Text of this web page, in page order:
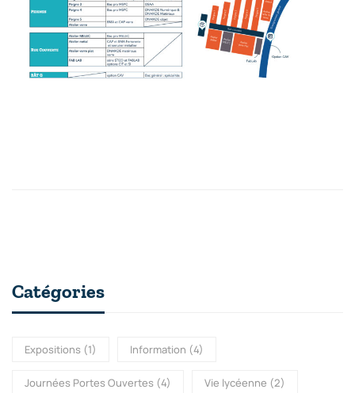
Catégories
Expositions (1) Information (4)
Journées Portes Ouvertes (4) Vie lycéenne (2)